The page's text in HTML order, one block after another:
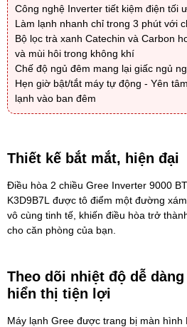
Công nghệ Inverter tiết kiệm điện tối
Làm lạnh nhanh chỉ trong 3 phút với
Bộ lọc trà xanh Catechin và Carbon
và mùi hôi trong không khí
Chế độ ngủ đêm mang lại giấc ngủ
Hẹn giờ bật/tắt máy tự động - Yên
lạnh vào ban đêm
Thiết kế bắt mắt, hiện đại
Điều hòa 2 chiều Gree Inverter 9000
K3D9B7L được tô điểm một đường
vô cùng tinh tế, khiến điều hòa trở
cho căn phòng của bạn.
Theo dõi nhiệt độ dễ
hiển thị tiện lợi
Máy lạnh Gree được trang bị màn hình